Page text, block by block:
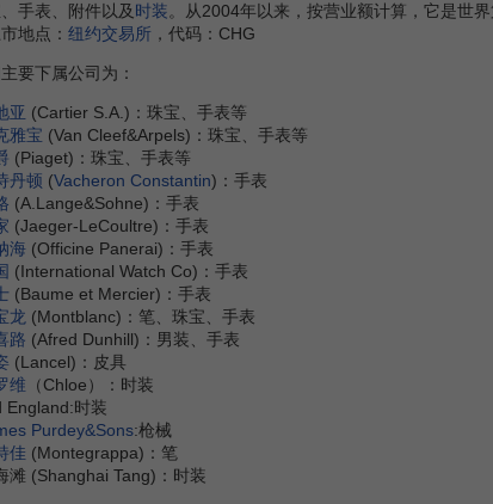
手表、附件以及 时装。从2004年以来，按营业额计算，它是世
地点： 纽约交易所 ，代码：CHG
下属公司为：
亚 (Cartier S.A.)：珠宝、手表等
雅宝 (Van Cleef&Arpels)：珠宝、手表等
(Piaget)：珠宝、手表等
丹顿 (Vacheron Constantin)：手表
(A.Lange&Sohne)：手表
(Jaeger-LeCoultre)：手表
海 (Officine Panerai)：手表
(International Watch Co)：手表
(Baume et Mercier)：手表
龙 (Montblanc)：笔、珠宝、手表
路 (Afred Dunhill)：男装、手表
(Lancel)：皮具
维 （Chloe）：时装
England:时装
Purdey&Sons:枪械
佳 (Montegrappa)：笔
滩 (Shanghai Tang)：时装